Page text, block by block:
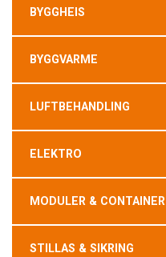
BYGGHEIS
BYGGVARME
LUFTBEHANDLING
ELEKTRO
MODULER & CONTAINER
STILLAS & SIKRING